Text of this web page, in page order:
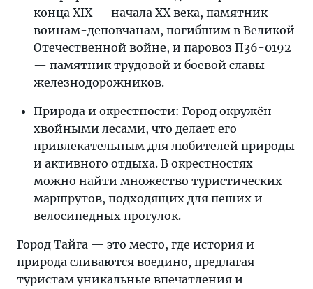
конца XIX — начала XX века, памятник
воинам-деповчанам, погибшим в Великой
Отечественной войне, и паровоз П36-0192
— памятник трудовой и боевой славы
железнодорожников.
Природа и окрестности: Город окружён
хвойными лесами, что делает его
привлекательным для любителей природы
и активного отдыха. В окрестностях
можно найти множество туристических
маршрутов, подходящих для пеших и
велосипедных прогулок.
Город Тайга — это место, где история и
природа сливаются воедино, предлагая
туристам уникальные впечатления и